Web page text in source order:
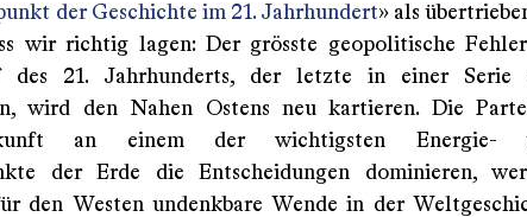
der Geschichte im 21. Jahrhundert» als
wir richtig lagen: Der grösste geopolitische
des 21. Jahrhunderts, der letzte in einer Serie
wird den Nahen Ostens neu kartieren. Die
an einem der wichtigsten Energie-
der Erde die Entscheidungen dominieren,
den Westen undenkbare Wende in der